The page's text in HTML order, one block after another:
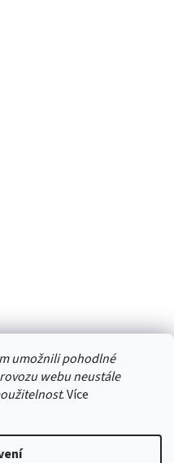
umožnili pohodlné
webu neustále
. Více
Shoptet